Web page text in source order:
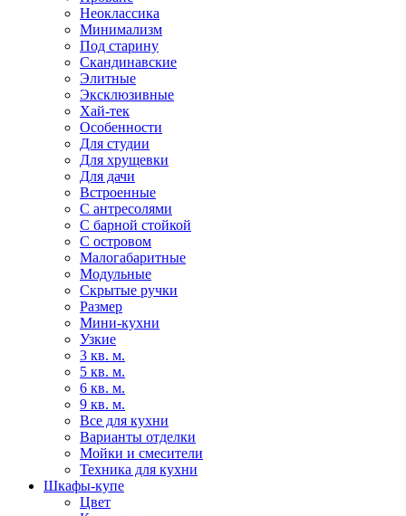
Неоклассика
Минимализм
Под старину
Скандинавские
Элитные
Эксклюзивные
Хай-тек
Особенности
Для студии
Для хрущевки
Для дачи
Встроенные
С антресолями
С барной стойкой
С островом
Малогабаритные
Модульные
Скрытые ручки
Размер
Мини-кухни
Узкие
3 кв. м.
5 кв. м.
6 кв. м.
9 кв. м.
Все для кухни
Варианты отделки
Мойки и смесители
Техника для кухни
Шкафы-купе
Цвет